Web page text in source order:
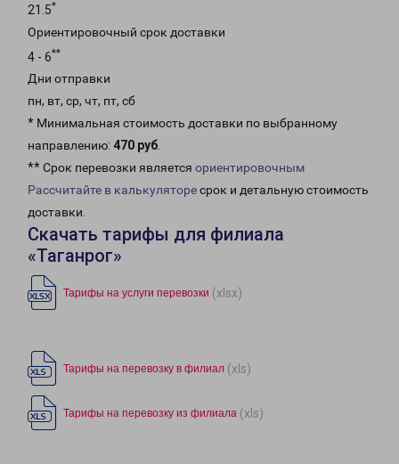
21.5*
Ориентировочный срок доставки
4 - 6**
Дни отправки
пн, вт, ср, чт, пт, сб
* Минимальная стоимость доставки по выбранному
направлению: 470 руб.
** Срок перевозки является ориентировочным
Рассчитайте в калькуляторесрок и детальную стоимость
доставки.
Скачать тарифы для филиала
«Таганрог»
Тарифы на услуги перевозки (xlsx)
Тарифы на перевозку в филиал (xls)
Тарифы на перевозку из филиала (xls)